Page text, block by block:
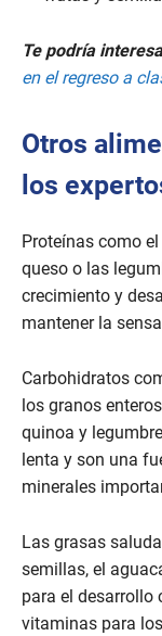
Te podría
en el regreso a
Otros
los
Proteínas como
queso o las
crecimiento y
mantener la
Carbohidratos
los granos
quinoa y
lenta y son una
minerales
Las grasas
semillas, el
para el desarrollo
vitaminas para